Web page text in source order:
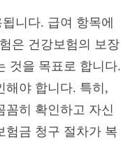
니다. 급여 항목에
은 건강보험의 보장
것을 목표로 합니다.
해야 합니다. 특히,
히 확인하고 자신
험금 청구 절차가 복